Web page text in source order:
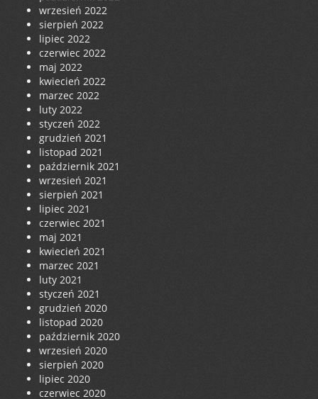
wrzesień 2022
sierpień 2022
lipiec 2022
czerwiec 2022
maj 2022
kwiecień 2022
marzec 2022
luty 2022
styczeń 2022
grudzień 2021
listopad 2021
październik 2021
wrzesień 2021
sierpień 2021
lipiec 2021
czerwiec 2021
maj 2021
kwiecień 2021
marzec 2021
luty 2021
styczeń 2021
grudzień 2020
listopad 2020
październik 2020
wrzesień 2020
sierpień 2020
lipiec 2020
czerwiec 2020